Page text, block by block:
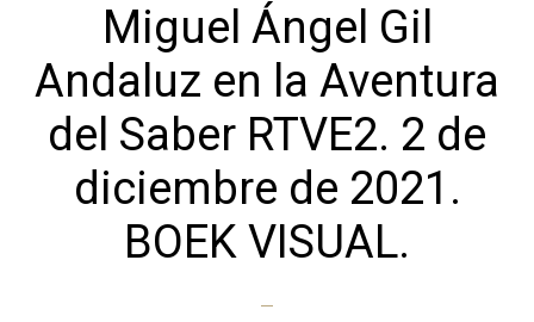
Miguel Ángel Gil
Andaluz en la Aventura
del Saber RTVE2. 2 de
diciembre de 2021.
BOEK VISUAL.